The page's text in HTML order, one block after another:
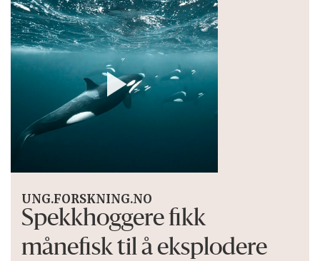
UNG.FORSKNING.NO
Spekkhoggere fikk
månefisk til å eksplodere